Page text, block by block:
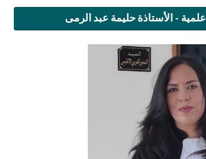
- الأستاذة حليمة عبد الرمى